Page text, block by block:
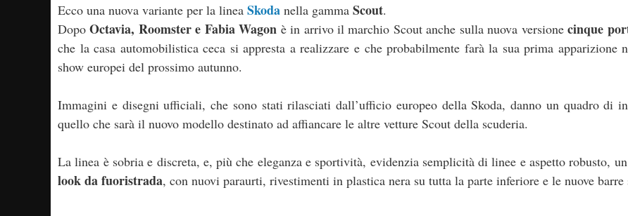
Ecco una nuova variante per la linea Skoda nella gamma Scout.
DopoOctavia, Roomster e Fabia Wagon è in arrivo il marchio Scout anche sulla nuova versionecinque
che la casa automobilistica ceca si appresta a realizzare e che probabilmente farà la sua prima apparizione
show europei del prossimo autunno.
Immagini e disegni ufficiali, che sono stati rilasciati dall’ufficio europeo della Skoda, danno un quadro di
quello che sarà il nuovo modello destinato ad affiancare le altre vetture Scout della scuderia.
La linea è sobria e discreta, e, più che eleganza e sportività, evidenzia semplicità di linee e aspetto robusto,
look da fuoristrada, con nuovi paraurti, rivestimenti in plastica nera su tutta la parte inferiore e le nuove barre